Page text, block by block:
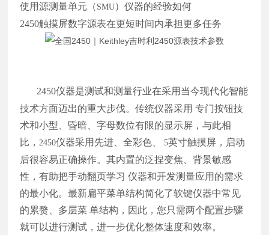
使用源测量单元（ SMU）仪器的经验如何
2450触摸屏数字源表在更短时间内承担更多任务
2450仪器是测试和测量行业在采用当今现代化智能
技术方面迈出的重大步伐。传统仪器采用 专门按钮技
术和小型、昏暗、字母数位有限的显示屏，与此相
比， 2450仪器采用先进、全彩色、 5英寸触摸屏，启动
后很容易正确操作。其内置的泛捏变焦、背景敏感
性，有助把手动翻页学习 仪器和开发测量应用的需求
的最小化。最新扁平菜单结构简化了软键仪器中常见
的累赘、多层菜 单结构，因此，您只需两个配置步骤
就可以进行测试，进一步优化整体速度和效率。